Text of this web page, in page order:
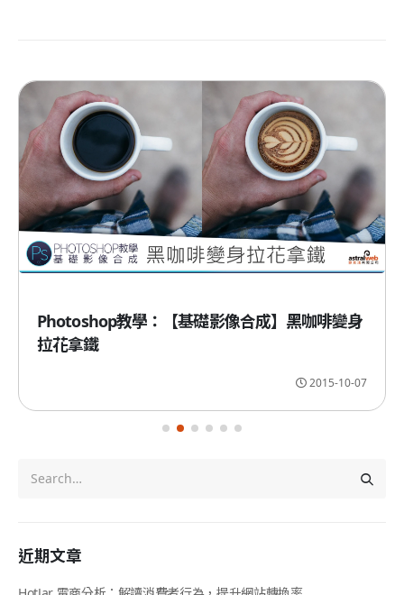
2015-10-07
Photoshop教學：【基礎影像合成】黑咖啡變身
拉花拿鐵
近期文章